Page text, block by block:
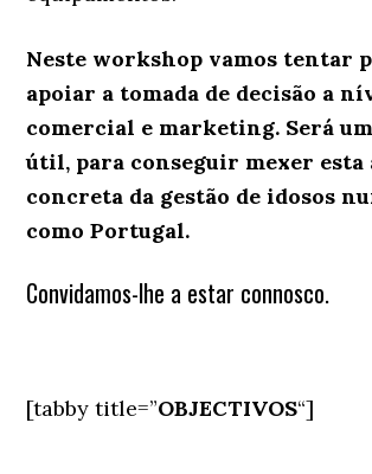
Neste workshop vamos tentar
apoiar a tomada de decisão a
comercial e marketing. Será
útil, para conseguir mexer esta
concreta da gestão de idosos
como Portugal.
Convidamos-lhe a estar connosco.
[tabby title=”OBJECTIVOS“]